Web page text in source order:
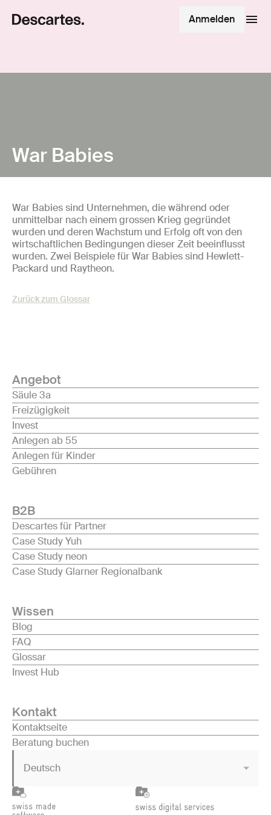
Anmelden
War Babies
War Babies sind Unternehmen, die während oder
unmittelbar nach einem grossen Krieg gegründet
wurden und deren Wachstum und Erfolg oft von den
wirtschaftlichen Bedingungen dieser Zeit beeinflusst
wurden. Zwei Beispiele für War Babies sind Hewlett-
Packard und Raytheon.
Zurück zum Glossar
Angebot
Säule 3a
Freizügigkeit
Invest
Anlegen ab 55
Anlegen für Kinder
Gebühren
B2B
Descartes für Partner
Case Study Yuh
Case Study neon
Case Study Glarner Regionalbank
Wissen
Blog
FAQ
Glossar
Invest Hub
Kontakt
Kontaktseite
Beratung buchen
Deutsch